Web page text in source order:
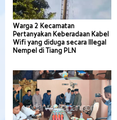
Warga 2 Kecamatan
Pertanyakan Keberadaan Kabel
Wifi yang diduga secara Illegal
Nempel di Tiang PLN